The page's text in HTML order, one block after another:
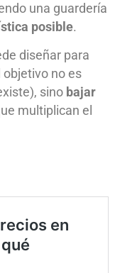
una guardería
posible.
diseñar para
objetivo no es
sino bajar
multiplican el